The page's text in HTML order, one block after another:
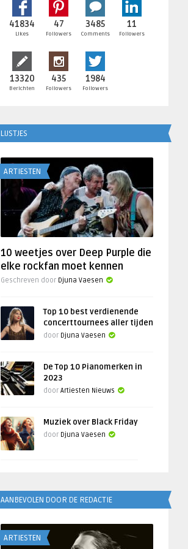
41834
Likes
47
Followers
3485
Comments
11
Followers
13320
Berichten
435
Followers
1984
Followers
LIJSTJES
ARTIESTEN
10 weetjes over Deep Purple die
elke rockfan moet kennen
Geschreven door Djuna Vaesen
Top 10 best verdienende
concerttournees aller tijden
door Djuna Vaesen
De Top 10 Pianomerken in
2023
door Artiesten Nieuws
Muziek over Black Friday
door Djuna Vaesen
AANBEVOLEN DOOR DE REDACTIE
ARTIESTEN